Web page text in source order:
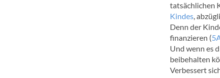
tatsächlichen
Kindes,
Denn der
finanzieren (
Und wenn es
beibehalten
Verbessert